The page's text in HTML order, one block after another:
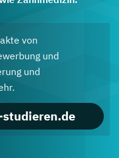
von
und
und